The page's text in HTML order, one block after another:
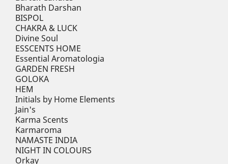
Bharath Darshan
BISPOL
CHAKRA & LUCK
Divine Soul
ESSCENTS HOME
Essential Aromatologia
GARDEN FRESH
GOLOKA
HEM
Initials by Home Elements
Jain's
Karma Scents
Karmaroma
NAMASTE INDIA
NIGHT IN COLOURS
Orkay